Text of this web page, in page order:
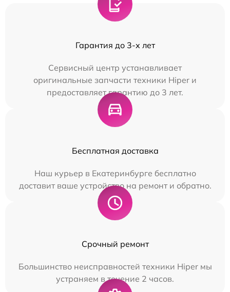
Гарантия до 3-х лет
Сервисный центр устанавливает
оригинальные запчасти техники Hiper и
предоставляет гарантию до 3 лет.
Бесплатная доставка
Наш курьер в Екатеринбурге бесплатно
доставит ваше устройство на ремонт и обратно.
Срочный ремонт
Большинство неисправностей техники Hiper мы
устраняем в течение 2 часов.